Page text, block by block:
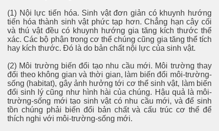
(1) Nội lực tiến hóa. Sinh vật đơn giản có khuynh hướng
tiến hóa thành sinh vật phức tạp hơn. Chẳng hạn cây cối
và thú vật đều có khuynh hướng gia tăng kích thước thể
xác. Các bộ phận trong cơ thể chúng cũng gia tăng thể tích
hay kích thước. Đó là do bản chất nội lực của sinh vật.
(2) Môi trường biến đổi tạo nhu cầu mới. Môi trường thay
đổi theo không gian và thời gian, làm biến đổi môi-trường-
sống (habitat), gây ảnh hưởng tới cơ thể sinh vật, làm biến
đổi sinh lý cũng như hình hài của chúng. Hậu quả là môi-
trường-sống mới tạo sinh vật có nhu cầu mới, và để sinh
tồn chúng phải biến đổi bản chất và cấu trúc cơ thể để
thích nghi với môi-trường-sống mới.